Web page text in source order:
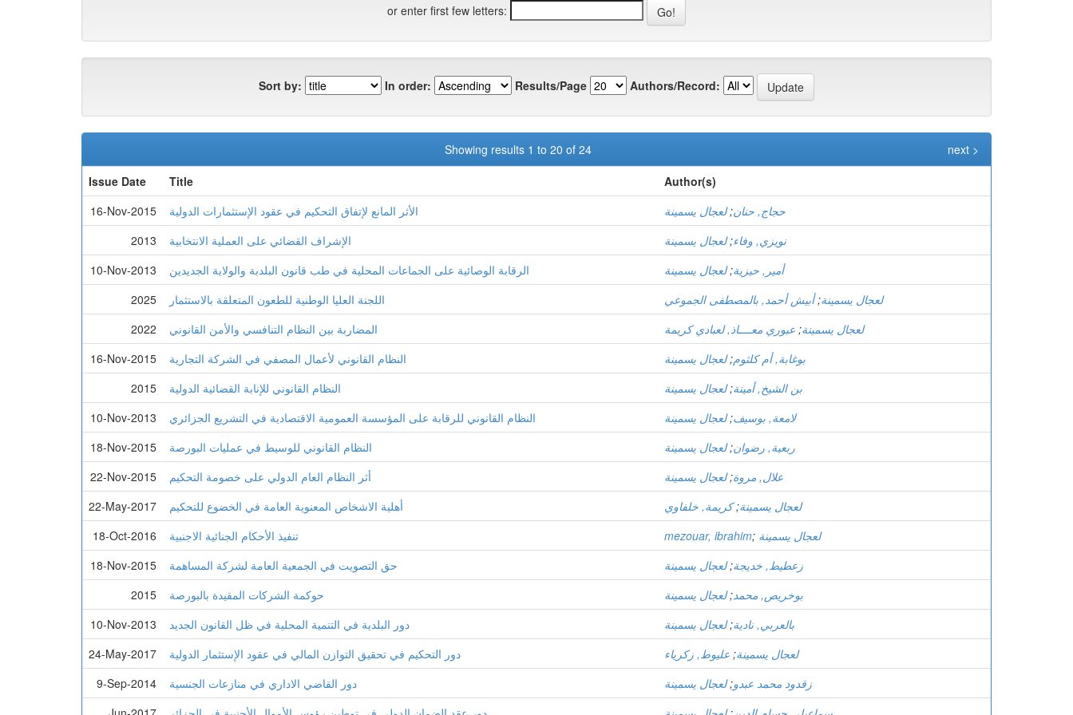
or enter first few letters:
Sort by: In order: Results/Page Authors/Record:
Showing results 1 to 20 of 24
next >
Issue Date
Title
Author(s)
16-Nov-2015
الأثر المانع لإتفاق التحكيم في عقود الإستثمارات الدولية حجاج, حنان;لعجال يسمينة
2013
الإشراف القضائي على العملية الانتخابية نويزي, وفاء;لعجال يسمينة
10-Nov-2013
الرقابة الوصائية على الجماعات المحلية في طب قانون البلدبة والولاية الجديدين أمير, حيزية;لعجال يسمينة
2025
اللجنة العليا الوطنية للطعون المتعلقة بالاستثمار لعجال يسمينة;أبيش أحمد, بالمصطفى الجموعي
2022
المضاربة بين النظام التنافسي والأمن القانوني لعجال يسمينة; عبوري معــــاذ, لعبادي كريمة
16-Nov-2015
النظام القانوني لأعمال المصفي في الشركة التجارية بوغابة, أم كلثوم;لعجال يسمينة
2015
النظام القانوني للإنابة القضائية الدولية بن الشيخ, أمينة;لعجال يسمينة
10-Nov-2013
النظام القانوني للرقابة على المؤسسة العمومية الاقتصادية في التشريع الجزائري لامعة, بوسيف;لعجال يسمينة
18-Nov-2015
النظام القانوني للوسيط في عمليات البورصة ربعية, رضوان;لعجال يسمينة
22-Nov-2015
أثر النظام العام الدولي على خصومة التحكيم علال, مروة;لعجال يسمينة
22-May-2017
أهلية الاشخاص المعنوية العامة في الخضوع للتحكيم لعجال يسمينة;كريمة, خلفاوي
18-Oct-2016
تنفيذ الأحكام الجنائية الاجنبية mezouar, ibrahim; لعجال يسمينة
18-Nov-2015
حق التصويت في الجمعية العامة لشركة المساهمة زعطيط, خديجة;لعجال يسمينة
2015
حوكمة الشركات المقيدة بالبورصة بوخريص, محمد;لعجال يسمينة
10-Nov-2013
دور البلدية في التنمية المحلية في ظل القانون الجديد بالعربي, نادية;لعجال يسمينة
24-May-2017
دور التحكيم في تحقيق التوازن المالي في عقود الإستثمار الدولية لعجال يسمينة; عليوط, زكرياء
9-Sep-2014
دور القاضي الاداري في منازعات الجنسية زقدود محمد عبدو;لعجال يسمينة